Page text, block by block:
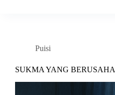
Puisi
SUKMA YANG BERUSAHA